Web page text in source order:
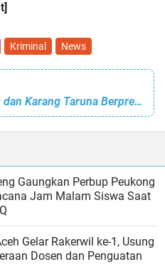
Kriminal News
Dinsos Aceh seleksi Orsos dan Karang Taruna Berprestasi
Gaungkan Perbup Peukong
Jam Malam Siswa Saat
Gelar Rakerwil ke-1, Usung
Dosen dan Penguatan